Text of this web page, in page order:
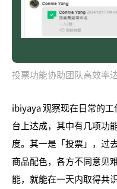
投票功能协助团队高效率
ibiyaya 观察现在日常的
台上达成，其中有几项功
度。其一是「投票」，过
商品配色，各方不同意见
能，就能在一天内取得共